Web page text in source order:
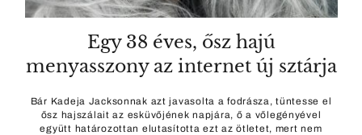
Egy 38 éves, ősz hajú
menyasszony az internet új sztárja
Bár Kadeja Jacksonnak azt javasolta a fodrásza, tüntesse el
ősz hajszálait az esküvőjének napjára, ő a vőlegényével
együtt határozottan elutasította ezt az ötletet, mert nem